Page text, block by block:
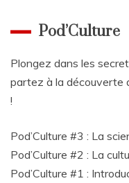
Pod’Culture
Plongez dans les
partez à la découverte
!
Pod’Culture #3 : La
Pod’Culture #2 : La
Pod’Culture #1 :